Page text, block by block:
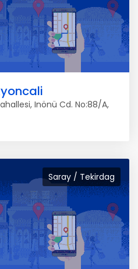
Inönü Cd. No:88/A,
Saray / Tekirdag